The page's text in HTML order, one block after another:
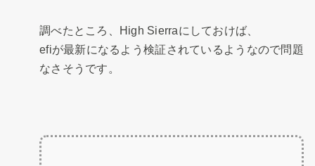
調べたところ、High Sierraにしておけば、
efiが最新になるよう検証されているようなので問題
なさそうです。